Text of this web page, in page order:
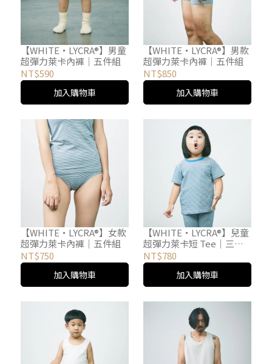
【WHITE・LYCRA®】男童
超彈力萊卡內褲｜五件組
NT$590
加入購物車
【WHITE・LYCRA®】男款
超彈力萊卡內褲｜五件組
NT$850
加入購物車
【WHITE・LYCRA®】女款
超彈力萊卡內褲｜五件組
NT$750
加入購物車
【WHITE・LYCRA®】兒童
超彈力萊卡短 Tee｜三件
組
NT$780
加入購物車